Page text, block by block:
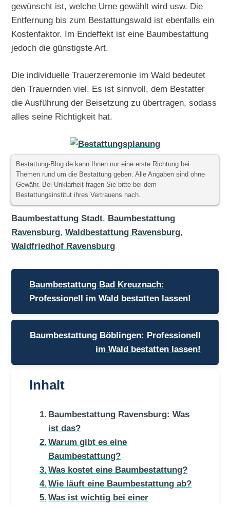
gewünscht ist, welche Urne gewählt wird usw. Die
Entfernung bis zum Bestattungswald ist ebenfalls ein
Kostenfaktor. Im Endeffekt ist eine Baumbestattung
jedoch die günstigste Art.
Die individuelle Trauerzeremonie im Wald bedeutet
den Trauernden viel. Es ist sinnvoll, dem Bestatter
die Ausführung der Beisetzung zu übertragen, sodass
alles seine Richtigkeit hat.
Bestattung-Blog.de kann Ihnen nur eine erste Richtung bei
Themen rund um die Bestattung geben. Alle Angaben sind ohne
Gewähr. Bei Unklarheit fragen Sie bitte bei dem
Bestattungsinstitut ihres Vertrauens nach.
Baumbestattung Stadt, Baumbestattung
Ravensburg,Waldbestattung Ravensburg,
Waldfriedhof Ravensburg
Beitragsnavigation
Baumbestattung Bad Kreuznach:
Professionell im Wald bestatten lassen!
Baumbestattung Böblingen: Professionell
im Wald bestatten lassen!
Inhalt
Baumbestattung Ravensburg: Was
ist das?
Warum gibt es eine
Baumbestattung?
Was kostet eine Baumbestattung?
Wie läuft eine Baumbestattung ab?
Was ist wichtig bei einer